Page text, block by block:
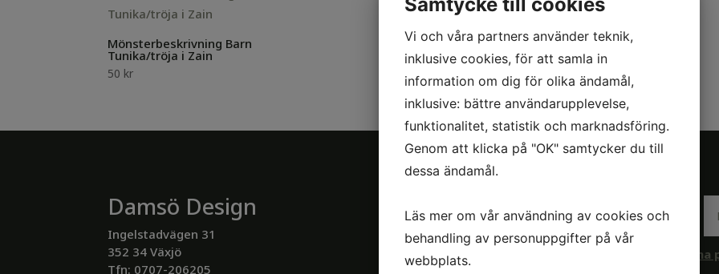
Mönsterbeskrivning Barn
Tunika/tröja i Zain
50 kr
Damsö Design
Ingelstadvägen 31
352 34 Växjö
Tfn: 0707-206205
Nytt fält behandling av
Vi och våra partners använder teknik,
inklusive cookies, för att samla in
information om dig för olika ändamål,
inklusive: bättre användarupplevelse,
funktionalitet, statistik och marknadsföring.
Genom att klicka på "OK" samtycker du till
dessa ändamål.
Läs mer om vår användning av cookies och
behandling av personuppgifter på vår
webbplats.